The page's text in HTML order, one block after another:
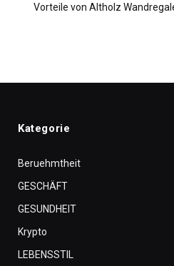
Vorteile von Altholz
Kategorie
Beruehmtheit
GESCHÄFT
GESUNDHEIT
Krypto
LEBENSSTIL